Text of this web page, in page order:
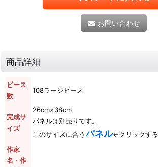
お問い合わせ
商品詳細
ピース
数
108ラージピース
完成サ
イズ
26cm×38cm
パネルは別売りです。
このサイズに合うパネル←クリックす
作家
名・作